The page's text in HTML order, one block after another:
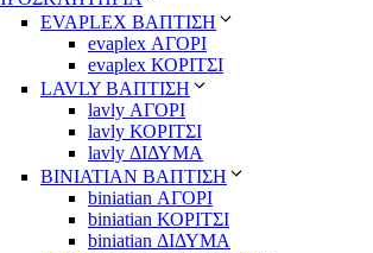
EVAPLEX ΒΑΠΤΙΣΗ
evaplex ΑΓΟΡΙ
evaplex ΚΟΡΙΤΣΙ
LAVLY ΒΑΠΤΙΣΗ
lavly ΑΓΟΡΙ
lavly ΚΟΡΙΤΣΙ
lavly ΔΙΔΥΜΑ
ΒΙΝΙΑΤΙΑΝ ΒΑΠΤΙΣΗ
biniatian ΑΓΟΡΙ
biniatian ΚΟΡΙΤΣΙ
biniatian ΔΙΔΥΜΑ